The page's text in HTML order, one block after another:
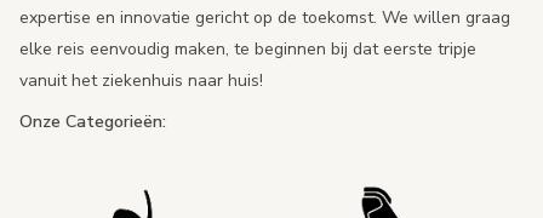
expertise en innovatie gericht op de toekomst. We willen graag
elke reis eenvoudig maken, te beginnen bij dat eerste tripje
vanuit het ziekenhuis naar huis!
Onze Categorieën: